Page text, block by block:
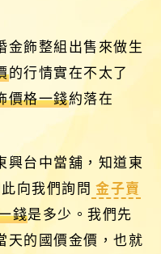
金飾整組出售來做生
的行情實在不太了
價格一錢約落在
興台中當舖，知道東
向我們詢問 金子賣
錢是多少。我們先
天的國價金價，也就